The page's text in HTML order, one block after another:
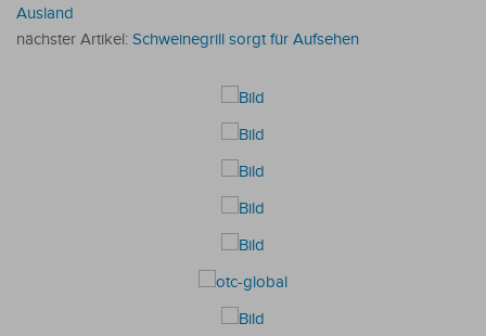
Ausland
nächster Artikel: Schweinegrill sorgt für Aufsehen